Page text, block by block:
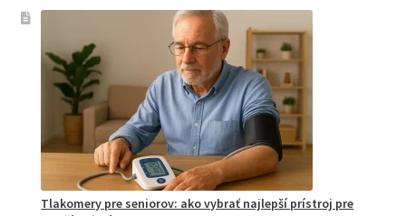
tlakomer
porovnanie:
M2,
M3,
M6
a
M7
Tlakomery pre seniorov: ako vybrať najlepší prístroj pre